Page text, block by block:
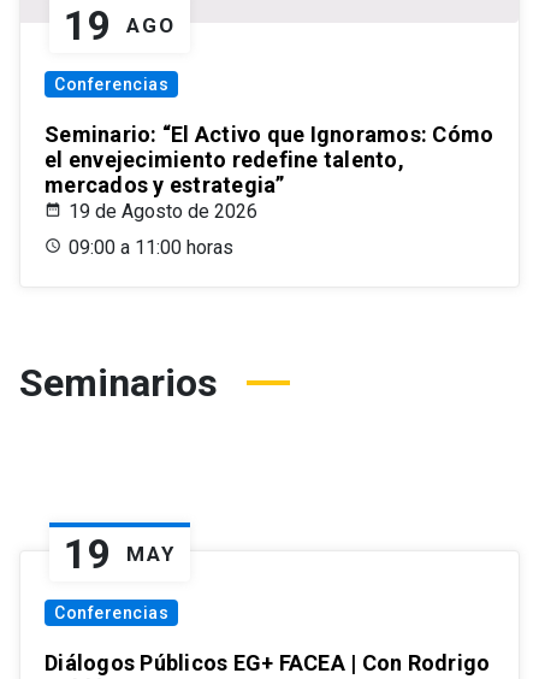
19 AGO
Conferencias
Seminario: “El Activo que Ignoramos: Cómo
el envejecimiento redefine talento,
mercados y estrategia”
19 de Agosto de 2026
09:00 a 11:00 horas
Seminarios
19 MAY
Conferencias
Diálogos Públicos EG+ FACEA | Con Rodrigo